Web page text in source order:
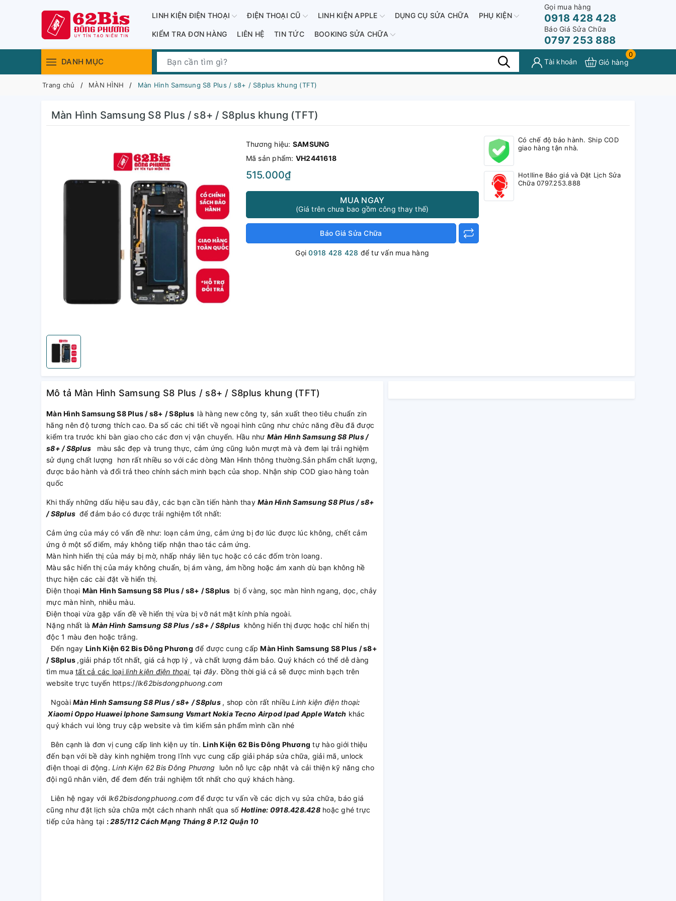
LINH KIỆN ĐIỆN THOẠI ĐIỆN THOẠI CŨ LINH KIỆN APPLE DỤNG CỤ SỬA CHỮA PHỤ KIỆN
KIỂM TRA ĐƠN HÀNG LIÊN HỆ TIN TỨC BOOKING SỬA CHỮA
Gọi mua hàng
0918 428 428
Báo Giá Sửa Chữa
0797 253 888
DANH MỤC Tài khoản
0
Giỏ hàng
Trang chủ MÀN HÌNH Màn Hình Samsung S8 Plus / s8+ / S8plus khung (TFT)
Màn Hình Samsung S8 Plus / s8+ / S8plus khung (TFT)
Thương hiệu: SAMSUNG
Mã sản phẩm: VH2441618
515.000₫
MUA NGAY
(Giá trên chưa bao gồm công thay thế)
Báo Giá Sửa Chữa
Gọi0918 428 428 để tư vấn mua hàng
Có chế độ bảo hành. Ship COD
giao hàng tận nhà.
Hotlline Báo giá và Đặt Lịch Sửa
Chữa 0797.253.888
Mô tả Màn Hình Samsung S8 Plus / s8+ / S8plus khung (TFT)
Màn Hình Samsung S8 Plus / s8+ / S8plus là hàng new công ty, sản xuất theo tiêu chuẩn zin
hãng nên độ tương thích cao. Đa số các chi tiết về ngoại hình cũng như chức năng đều đã được
kiểm tra trước khi bàn giao cho các đơn vị vận chuyển. Hầu như Màn Hình Samsung S8 Plus /
s8+ / S8plus
màu sắc đẹp và trung thực, cảm ứng cũng luôn mượt mà và đem lại trải nghiệm
sử dụng chất lượng hơn rất nhiều so với các dòng Màn Hình thông thường.Sản phẩm chất lượng,
được bảo hành và đổi trả theo chính sách minh bạch của shop. Nhận ship COD giao hàng toàn
quốc
Khi thấy những dấu hiệu sau đây, các bạn cần tiến hành thay Màn Hình Samsung S8 Plus / s8+
/ S8plus để đảm bảo có được trải nghiệm tốt nhất:
Cảm ứng của máy có vấn đề như: loạn cảm ứng, cảm ứng bị đơ lúc được lúc không, chết cảm
ứng ở một số điểm, máy không tiếp nhận thao tác cảm ứng.
Màn hình hiển thị của máy bị mờ, nhấp nháy liên tục hoặc có các đốm tròn loang.
Màu sắc hiển thị của máy không chuẩn, bị ám vàng, ám hồng hoặc ám xanh dù bạn không hề
thực hiện các cài đặt về hiển thị.
Điện thoại Màn Hình Samsung S8 Plus / s8+ / S8plus bị ố vàng, sọc màn hình ngang, dọc, chảy
mực màn hình, nhiễu màu.
Điện thoại vừa gặp vấn đề về hiển thị vừa bị vỡ nát mặt kính phía ngoài.
Nặng nhất làMàn Hình Samsung S8 Plus / s8+ / S8plus không hiển thị được hoặc chỉ hiển thị
độc 1 màu đen hoặc trắng.
Đến ngay Linh Kiện 62 Bis Đông Phương để được cung cấpMàn Hình Samsung S8 Plus / s8+
/ S8plus ,giải pháp tốt nhất, giá cả hợp lý , và chất lượng đảm bảo. Quý khách có thể dễ dàng
tìm mua tất cả các loại linh kiện điện thoại tại đây. Đồng thời giá cả sẽ được minh bạch trên
website trực tuyến https://lk62bisdongphuong.com
Ngoài Màn Hình Samsung S8 Plus / s8+ / S8plus , shop còn rất nhiềuLinh kiện điện thoại:
Xiaomi Oppo HuaweiIphone Samsung Vsmart Nokia Tecno AirpodIpad Apple Watch khác
quý khách vui lòng truy cập website và tìm kiếm sản phẩm mình cần nhé
Bên cạnh là đơn vị cung cấp linh kiện uy tín. Linh Kiện 62 Bis Đông Phương tự hào giới thiệu
đến bạn với bề dày kinh nghiệm trong lĩnh vực cung cấp giải pháp sửa chữa, giải mã, unlock
điện thoại di động. Linh Kiện 62 Bis Đông Phương luôn nỗ lực cập nhật và cải thiện kỹ năng cho
đội ngũ nhân viên, để đem đến trải nghiệm tốt nhất cho quý khách hàng.
Liên hệ ngay với lk62bisdongphuong.com để được tư vấn về các dịch vụ sửa chữa, báo giá
cũng như đặt lịch sửa chữa một cách nhanh nhất qua số Hotline: 0918.428.428hoặc ghé trực
tiếp cửa hàng tại :285/112 Cách Mạng Tháng 8 P.12 Quận 10